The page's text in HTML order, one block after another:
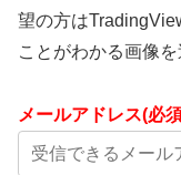
望の方は
ことがわかる画像を
メールアドレス(必